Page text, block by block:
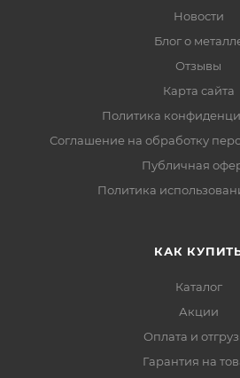
Новости
Блог о
Отзывы
Карта сайта
Политика
Соглашение на обработку
Публичная
Политика
КАК
Каталог
Акции
Оплата и
Гарантия на